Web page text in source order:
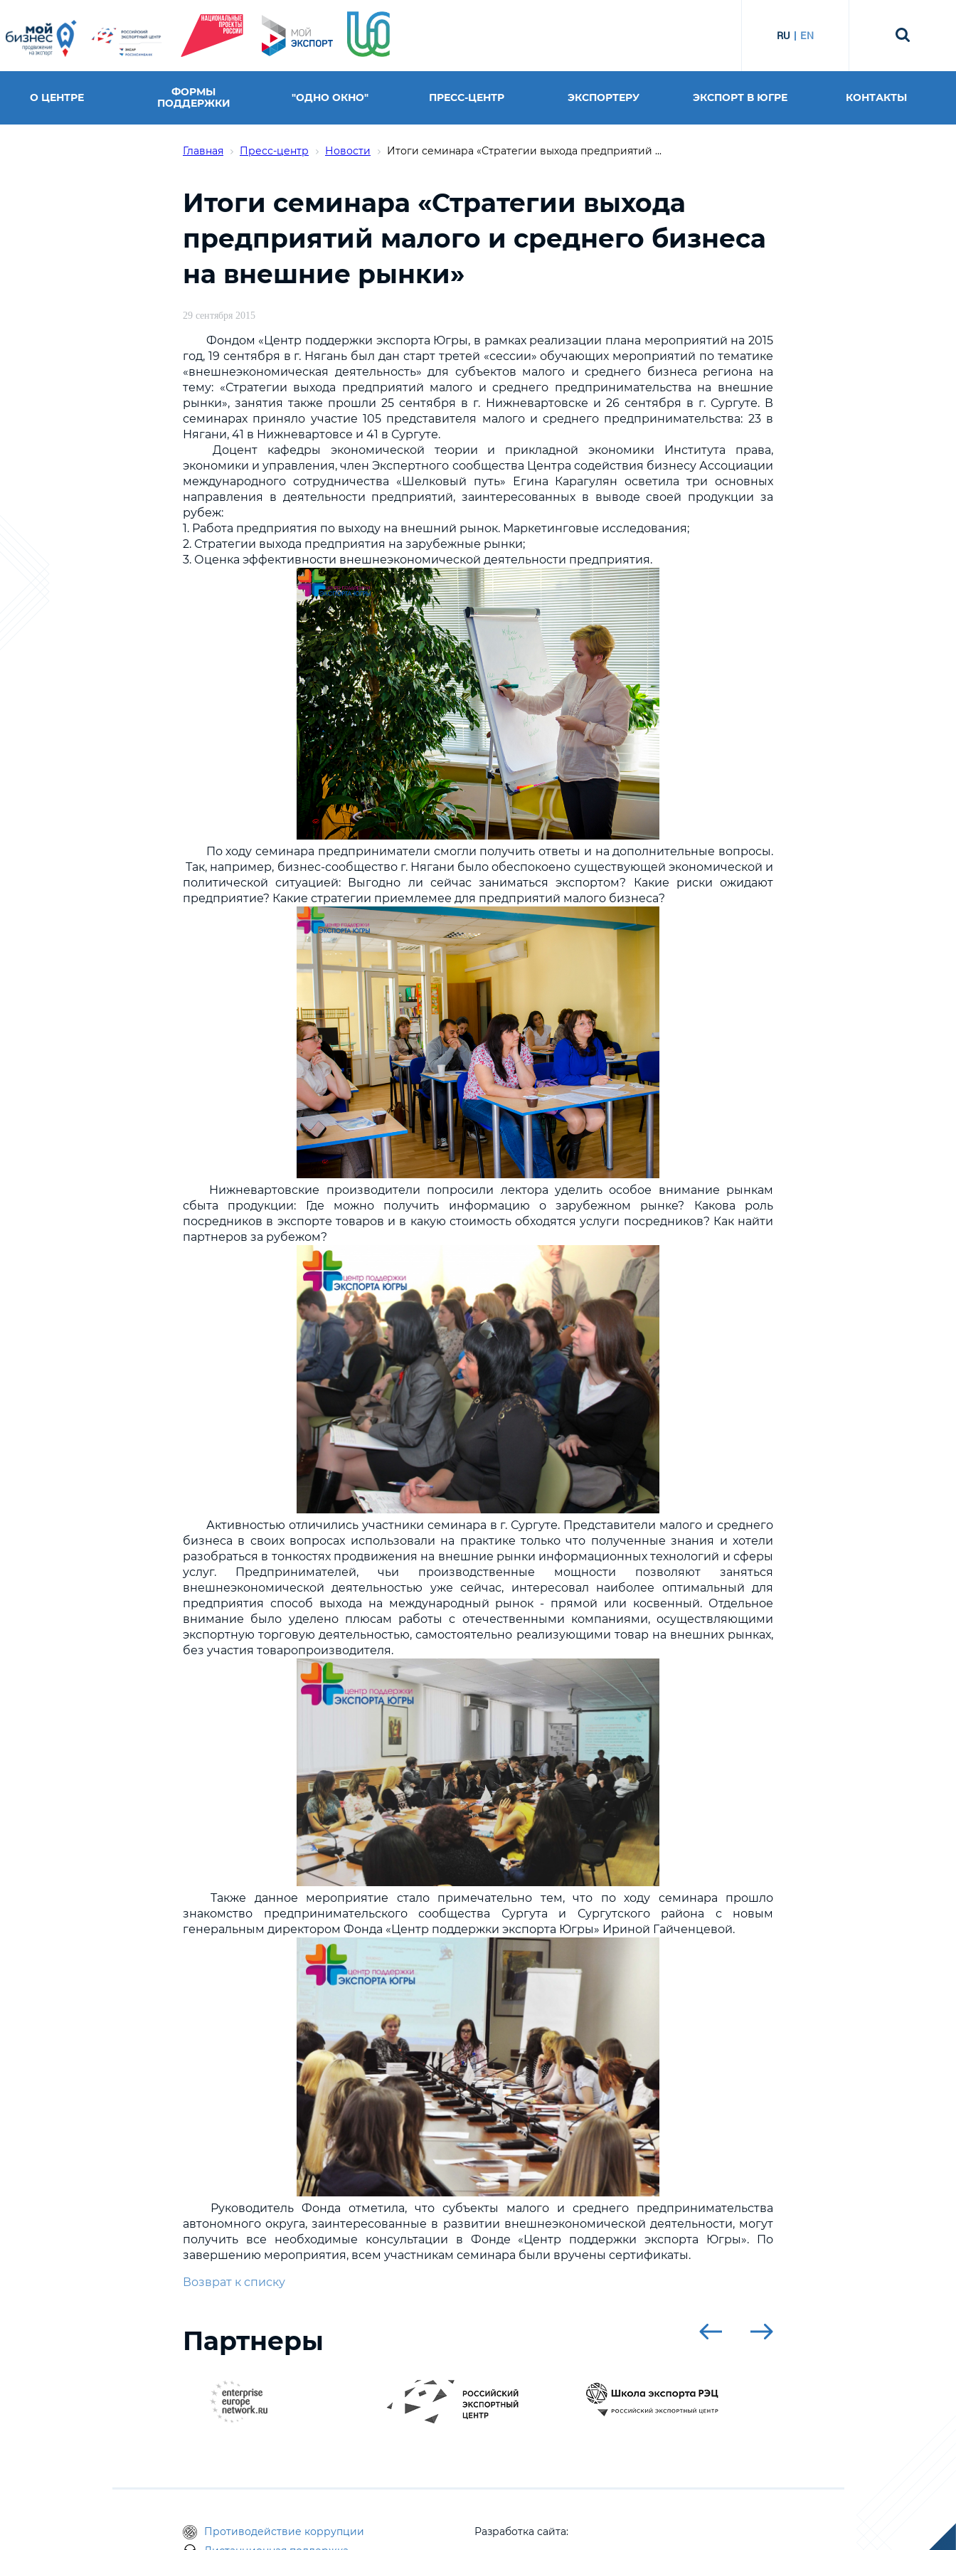
RU EN
О ЦЕНТРЕ
ФОРМЫ
ПОДДЕРЖКИ
"ОДНО ОКНО" ПРЕСС-ЦЕНТР ЭКСПОРТЕРУ ЭКСПОРТ В ЮГРЕ КОНТАКТЫ
Главная Пресс-центр Новости Итоги семинара «Стратегии выхода предприятий ...
Итоги семинара «Стратегии выхода
предприятий малого и среднего бизнеса
на внешние рынки»
29 сентября 2015
Фондом «Центр поддержки экспорта Югры, в рамках реализации плана мероприятий на 2015
год, 19 сентября в г. Нягань был дан старт третей «сессии» обучающих мероприятий по тематике
«внешнеэкономическая деятельность» для субъектов малого и среднего бизнеса региона на
тему: «Стратегии выхода предприятий малого и среднего предпринимательства на внешние
рынки», занятия также прошли 25 сентября в г. Нижневартовске и 26 сентября в г. Сургуте. В
семинарах приняло участие 105 представителя малого и среднего предпринимательства: 23 в
Нягани, 41 в Нижневартовсе и 41 в Сургуте.
Доцент кафедры экономической теории и прикладной экономики Института права,
экономики и управления, член Экспертного сообщества Центра содействия бизнесу Ассоциации
международного сотрудничества «Шелковый путь» Егина Карагулян осветила три основных
направления в деятельности предприятий, заинтересованных в выводе своей продукции за
рубеж:
1. Работа предприятия по выходу на внешний рынок. Маркетинговые исследования;
2. Стратегии выхода предприятия на зарубежные рынки;
3. Оценка эффективности внешнеэкономической деятельности предприятия.
По ходу семинара предприниматели смогли получить ответы и на дополнительные вопросы.
Так, например, бизнес-сообщество г. Нягани было обеспокоено существующей экономической и
политической ситуацией: Выгодно ли сейчас заниматься экспортом? Какие риски ожидают
предприятие? Какие стратегии приемлемее для предприятий малого бизнеса?
Нижневартовские производители попросили лектора уделить особое внимание рынкам
сбыта продукции: Где можно получить информацию о зарубежном рынке? Какова роль
посредников в экспорте товаров и в какую стоимость обходятся услуги посредников? Как найти
партнеров за рубежом?
Активностью отличились участники семинара в г. Сургуте. Представители малого и среднего
бизнеса в своих вопросах использовали на практике только что полученные знания и хотели
разобраться в тонкостях продвижения на внешние рынки информационных технологий и сферы
услуг. Предпринимателей, чьи производственные мощности позволяют заняться
внешнеэкономической деятельностью уже сейчас, интересовал наиболее оптимальный для
предприятия способ выхода на международный рынок - прямой или косвенный. Отдельное
внимание было уделено плюсам работы с отечественными компаниями, осуществляющими
экспортную торговую деятельностью, самостоятельно реализующими товар на внешних рынках,
без участия товаропроизводителя.
Также данное мероприятие стало примечательно тем, что по ходу семинара прошло
знакомство предпринимательского сообщества Сургута и Сургутского района с новым
генеральным директором Фонда «Центр поддержки экспорта Югры» Ириной Гайченцевой.
Руководитель Фонда отметила, что субъекты малого и среднего предпринимательства
автономного округа, заинтересованные в развитии внешнеэкономической деятельности, могут
получить все необходимые консультации в Фонде «Центр поддержки экспорта Югры». По
завершению мероприятия, всем участникам семинара были вручены сертификаты.
Возврат к списку
Партнеры
Противодействие коррупции
Разработка сайта: